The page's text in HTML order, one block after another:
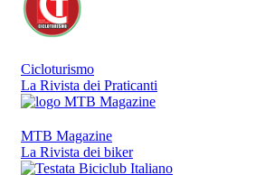
Cicloturismo
La Rivista dei Praticanti
MTB Magazine
La Rivista dei biker